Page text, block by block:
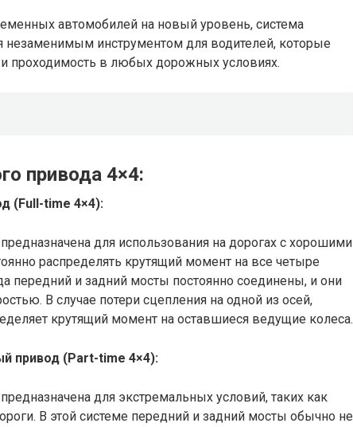
автомобилей на новый уровень, система
незаменимым инструментом для водителей, которые
и проходимость в любых дорожных условиях.
привода 4×4:
(Full-time 4×4):
для использования на дорогах с хорошими
распределять крутящий момент на все четыре
передний и задний мосты постоянно соединены, и они
В случае потери сцепления на одной из осей,
крутящий момент на оставшиеся ведущие колеса.
привод (Part-time 4×4):
для экстремальных условий, таких как
В этой системе передний и задний мосты обычно не